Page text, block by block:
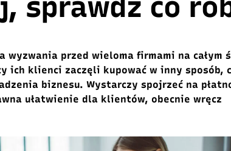
wyzwania przed wieloma firmami na całym
ich klienci zaczęli kupować w inny sposób,
biznesu. Wystarczy spojrzeć na
ułatwienie dla klientów, obecnie wręcz